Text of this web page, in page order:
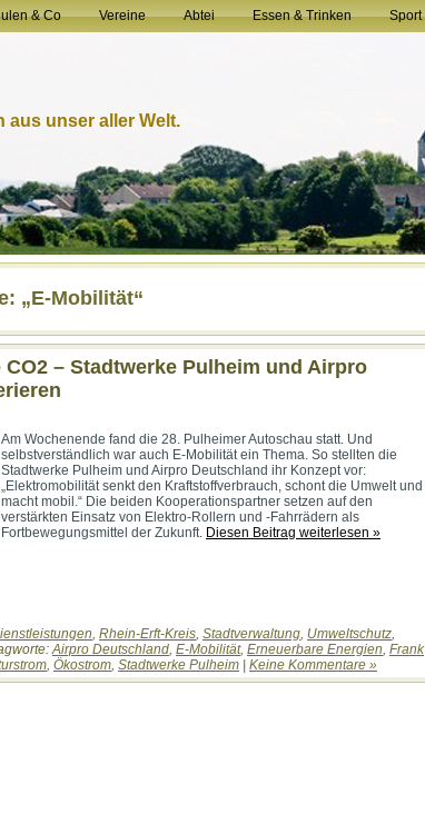
& Co Vereine Abtei Essen & Trinken Sport
aus unser aller Welt.
„E-Mobilität“
CO2 – Stadtwerke Pulheim und Airpro
Am Wochenende fand die 28. Pulheimer Autoschau statt. Und
selbstverständlich war auch E-Mobilität ein Thema. So stellten die
Stadtwerke Pulheim und Airpro Deutschland ihr Konzept vor:
„Elektromobilität senkt den Kraftstoffverbrauch, schont die Umwelt und
macht mobil.“ Die beiden Kooperationspartner setzen auf den
verstärkten Einsatz von Elektro-Rollern und -Fahrrädern als
Fortbewegungsmittel der Zukunft. Diesen Beitrag weiterlesen »
, Rhein-Erft-Kreis, Stadtverwaltung, Umweltschutz,
Airpro Deutschland, E-Mobilität, Erneuerbare Energien, Frank
, Ökostrom, Stadtwerke Pulheim Keine Kommentare »